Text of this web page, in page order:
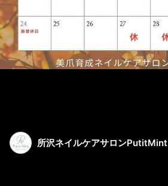
所沢ネイルケアサロンPutitMint